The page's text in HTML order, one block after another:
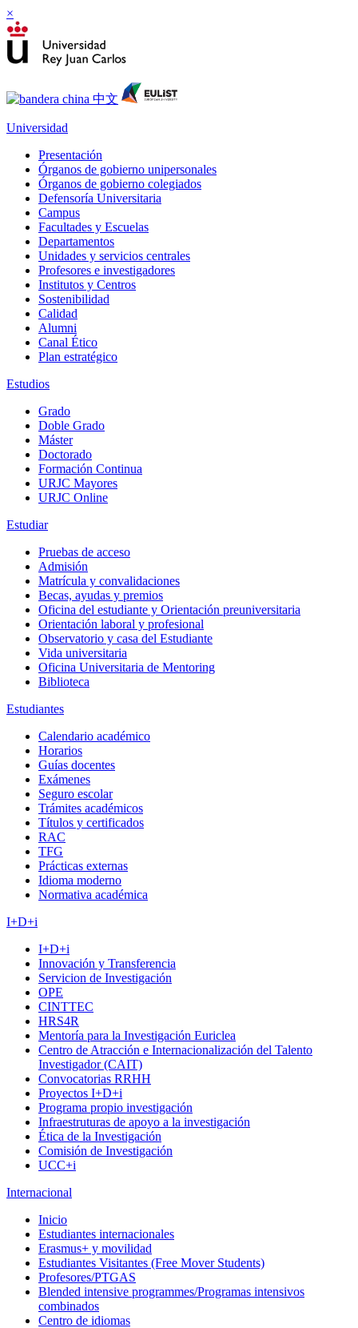
×
Universidad
Presentación
Órganos de gobierno unipersonales
Órganos de gobierno colegiados
Defensoría Universitaria
Campus
Facultades y Escuelas
Departamentos
Unidades y servicios centrales
Profesores e investigadores
Institutos y Centros
Sostenibilidad
Calidad
Alumni
Canal Ético
Plan estratégico
Estudios
Grado
Doble Grado
Máster
Doctorado
Formación Continua
URJC Mayores
URJC Online
Estudiar
Pruebas de acceso
Admisión
Matrícula y convalidaciones
Becas, ayudas y premios
Oficina del estudiante y Orientación preuniversitaria
Orientación laboral y profesional
Observatorio y casa del Estudiante
Vida universitaria
Oficina Universitaria de Mentoring
Biblioteca
Estudiantes
Calendario académico
Horarios
Guías docentes
Exámenes
Seguro escolar
Trámites académicos
Títulos y certificados
RAC
TFG
Prácticas externas
Idioma moderno
Normativa académica
I+D+i
I+D+i
Innovación y Transferencia
Servicion de Investigación
OPE
CINTTEC
HRS4R
Mentoría para la Investigación Euriclea
Centro de Atracción e Internacionalización del Talento
Investigador (CAIT)
Convocatorias RRHH
Proyectos I+D+i
Programa propio investigación
Infraestruturas de apoyo a la investigación
Ética de la Investigación
Comisión de Investigación
UCC+i
Internacional
Inicio
Estudiantes internacionales
Erasmus+ y movilidad
Estudiantes Visitantes (Free Mover Students)
Profesores/PTGAS
Blended intensive programmes/Programas intensivos
combinados
Centro de idiomas